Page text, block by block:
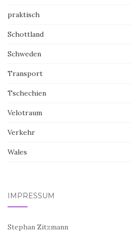
praktisch
Schottland
Schweden
Transport
Tschechien
Velotraum
Verkehr
Wales
IMPRESSUM
Stephan Zitzmann